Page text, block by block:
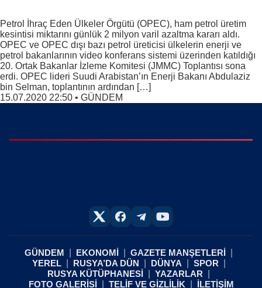
Petrol İhraç Eden Ülkeler Örgütü (OPEC), ham petrol üretim
kesintisi miktarını günlük 2 milyon varil azaltma kararı aldı.
OPEC ve OPEC dışı bazı petrol üreticisi ülkelerin enerji ve
petrol bakanlarının video konferans sistemi üzerinden katıldığı
20. Ortak Bakanlar İzleme Komitesi (JMMC) Toplantısı sona
erdi. OPEC lideri Suudi Arabistan’ın Enerji Bakanı Abdulaziz
bin Selman, toplantının ardından […]
15.07.2020 22:50 • GÜNDEM
GÜNDEM EKONOMİ
GAZETE MANŞETLERİ
YEREL
RUSYA’DA DÜN DÜNYA
SPOR
RUSYA KÜTÜPHANESİ
YAZARLAR
FOTO GALERİSİ
TELİF VE GİZLİLİK İLETİŞİM